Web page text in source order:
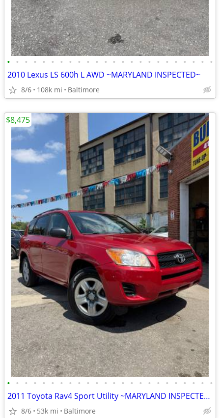
• • • • • • • • • • • • • • • • • • • • • • • •
2010 Lexus LS 600h L AWD ~MARYLAND INSPECTED~
8/6 108k mi Baltimore
• • • • • • • • • • • • • • • • • • • • • • • •
2011 Toyota Rav4 Sport Utility ~MARYLAND INSPECTED~
8/6 53k mi Baltimore
$8,475